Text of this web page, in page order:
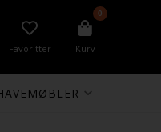
Favoritter
0
Kurv